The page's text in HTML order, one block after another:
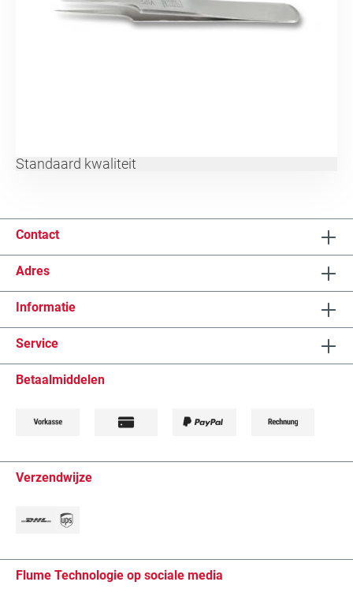
Standaard kwaliteit
Contact
Adres
Informatie
Service
Betaalmiddelen
Verzendwijze
Flume Technologie op sociale media